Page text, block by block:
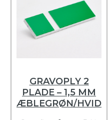
GRAVOPLY 2
PLADE – 1,5 MM
ÆBLEGRØN/HVID